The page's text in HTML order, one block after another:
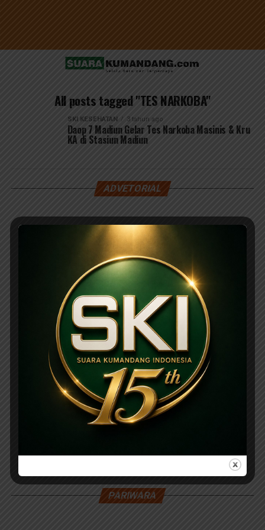
All posts tagged "TES NARKOBA"
SKI KESEHATAN 3 tahun ago
Daop 7 Madiun Gelar Tes Narkoba Masinis & Kru
KA di Stasiun Madiun
ADVETORIAL
PARIWARA